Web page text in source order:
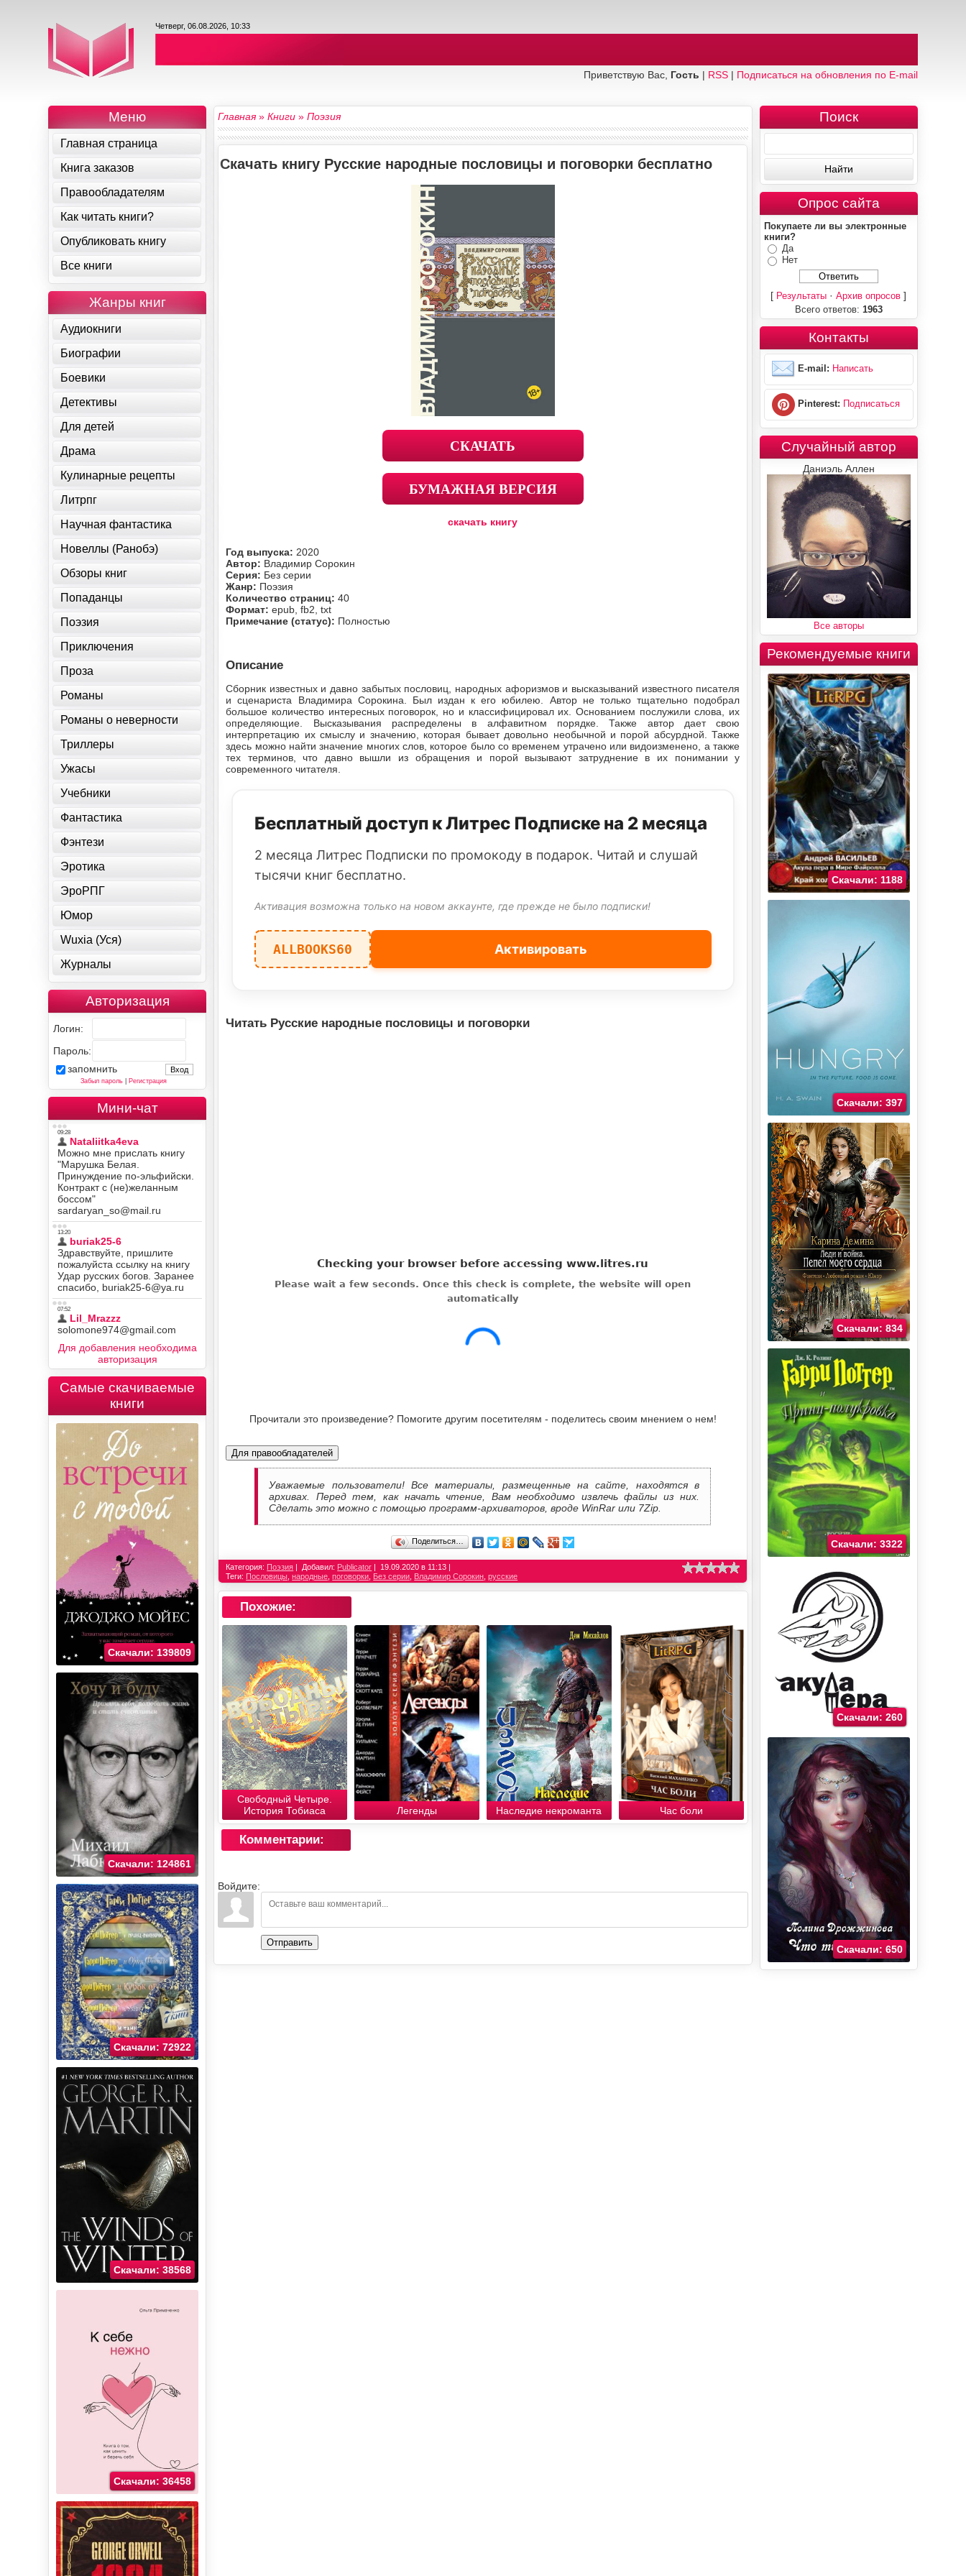
Четверг, 06.08.2026, 10:33
Приветствую Вас, Гость | RSS| Подписаться на обновления по E-mail
Главная»Книги »Поэзия
Скачать книгу Русские народные пословицы и поговорки бесплатно
СКАЧАТЬ
БУМАЖНАЯ ВЕРСИЯ
скачать книгу
Год выпуска: 2020
Автор: Владимир Сорокин
Серия: Без серии
Жанр: Поэзия
Количество страниц:40
Формат:epub, fb2, txt
Примечание (статус): Полностью
Описание
Сборник известных и давно забытых пословиц, народных афоризмов и высказываний известного писателя
и сценариста Владимира Сорокина. Был издан к его юбилею. Автор не только тщательно подобрал
большое количество интересных поговорок, но и классифицировал их. Основанием послужили слова, их
определяющие. Высказывания распределены в алфавитном порядке. Также автор дает свою
интерпретацию их смыслу и значению, которая бывает довольно необычной и порой абсурдной. Также
здесь можно найти значение многих слов, которое было со временем утрачено или видоизменено, а также
тех терминов, что давно вышли из обращения и порой вызывают затруднение в их понимании у
современного читателя.
Бесплатный доступ к Литрес Подписке на 2 месяца
2 месяца Литрес Подписки по промокоду в подарок. Читай и слушай
тысячи книг бесплатно.
Активация возможна только на новом аккаунте, где прежде не было подписки!
ALLBOOKS60 Активировать
Читать Русские народные пословицы и поговорки
Прочитали это произведение? Помогите другим посетителям - поделитесь своим мнением о нем!
Для правообладателей
Уважаемые пользователи! Все материалы, размещенные на сайте, находятся в
архивах. Перед тем, как начать чтение, Вам необходимо извлечь файлы из них.
Сделать это можно с помощью программ-архиваторов, вроде WinRar или 7Zip.
Поделиться…
Категория: Поэзия Добавил: Publicator
19.09.2020 в 11:13
Теги: Пословицы ,народные ,поговорки Без серии Владимир Сорокин ,русские
Похожие:
Свободный Четыре.
История Тобиаса
Легенды Наследие некроманта Час боли
Комментарии:
Войдите:
Отправить
Меню
Главная страница
Книга заказов
Правообладателям
Как читать книги?
Опубликовать книгу
Все книги
Жанры книг
Аудиокниги
Биографии
Боевики
Детективы
Для детей
Драма
Кулинарные рецепты
Литрпг
Научная фантастика
Новеллы (Ранобэ)
Обзоры книг
Попаданцы
Поэзия
Приключения
Проза
Романы
Романы о неверности
Триллеры
Ужасы
Учебники
Фантастика
Фэнтези
Эротика
ЭроРПГ
Юмор
Wuxia (Уся)
Журналы
Авторизация
Логин:
Пароль:
запомнить
Забыл пароль| Регистрация
Мини-чат
Для добавления необходима
авторизация
Самые скачиваемые
книги
Скачали: 139809
Скачали: 124861
Скачали: 72922
Скачали: 38568
Скачали: 36458
Поиск
Опрос сайта
Покупаете ли вы электронные
книги?
Да
Нет
[ Результаты ·Архив опросов ]
Всего ответов: 1963
Контакты
E-mail: Написать
Pinterest: Подписаться
Случайный автор
Даниэль Аллен
Все авторы
Рекомендуемые книги
Скачали: 1188
Скачали: 397
Скачали: 834
Скачали: 3322
Скачали: 260
Скачали: 650